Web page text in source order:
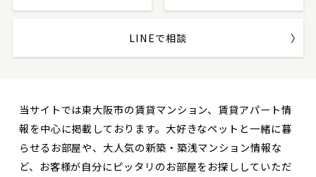
LINEで相談
当サイトでは東大阪市の賃貸マンション、賃貸アパート情
報を中心に掲載しております。大好きなペットと一緒に暮
らせるお部屋や、大人気の新築・築浅マンション情報な
ど、お客様が自分にピッタリのお部屋をお探ししていただ